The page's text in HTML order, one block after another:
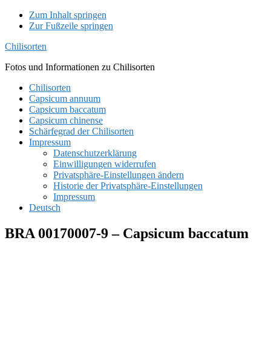
Zum Inhalt springen
Zur Fußzeile springen
Chilisorten
Fotos und Informationen zu Chilisorten
Chilisorten
Capsicum annuum
Capsicum baccatum
Capsicum chinense
Schärfegrad der Chilisorten
Impressum
Datenschutzerklärung
Einwilligungen widerrufen
Privatsphäre-Einstellungen ändern
Historie der Privatsphäre-Einstellungen
Impressum
Deutsch
BRA 00170007-9 – Capsicum baccatum